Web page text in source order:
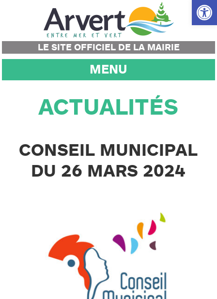
Ouvrir
LE SITE OFFICIEL DE LA MAIRIE
MENU
ACTUALITÉS
CONSEIL MUNICIPAL
DU 26 MARS 2024